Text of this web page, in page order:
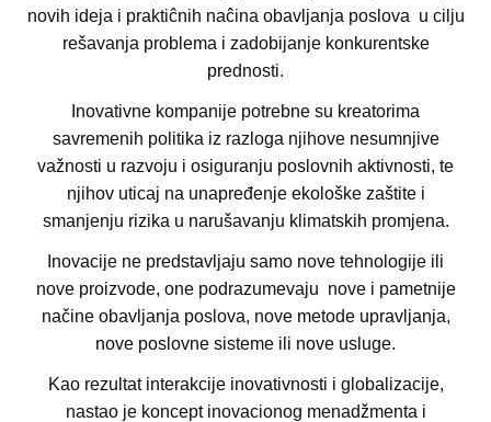
novih ideja i praktiĉnih naĉina obavljanja poslova u cilju
rešavanja problema i zadobijanje konkurentske
prednosti.
Inovativne kompanije potrebne su kreatorima
savremenih politika iz razloga njihove nesumnjive
važnosti u razvoju i osiguranju poslovnih aktivnosti, te
njihov uticaj na unapređenje ekološke zaštite i
smanjenju rizika u narušavanju klimatskih promjena.
Inovacije ne predstavljaju samo nove tehnologije ili
nove proizvode, one podrazumevaju nove i pametnije
načine obavljanja poslova, nove metode upravljanja,
nove poslovne sisteme ili nove usluge.
Kao rezultat interakcije inovativnosti i globalizacije,
nastao je koncept inovacionog menadžmenta i